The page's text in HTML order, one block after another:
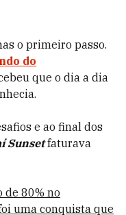
o primeiro passo.
do
que o dia a dia
e ao final dos
Sunsetfaturava
de 80% no
uma conquista que